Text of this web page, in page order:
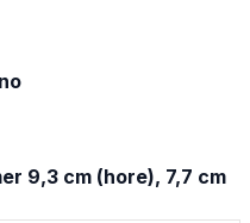
9,3 cm (hore), 7,7 cm